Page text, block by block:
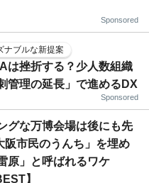
Sponsored
ナブルな新提案
は挫折する？少人数組織
管理の延長」で進めるDX
Sponsored
グな万博会場は後にも先
阪市民のうんち」を埋め
原」と呼ばれるワケ
】